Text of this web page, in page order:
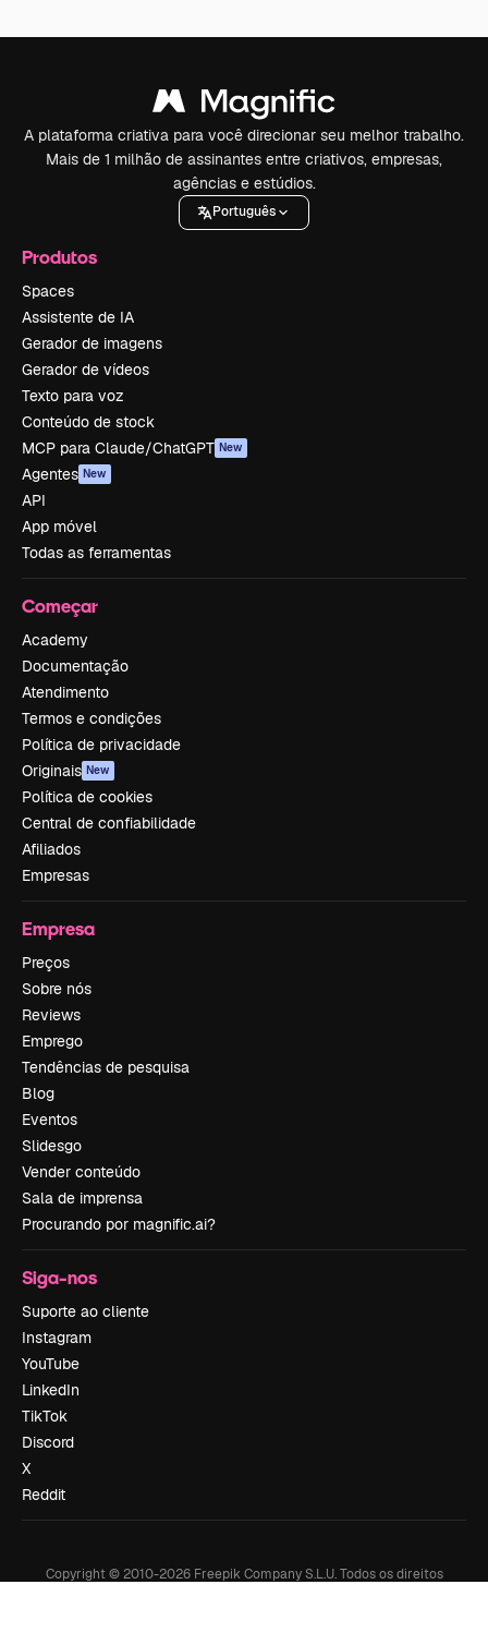
A plataforma criativa para você direcionar seu melhor trabalho.
Mais de 1 milhão de assinantes entre criativos, empresas,
agências e estúdios.
Português
Produtos
Spaces
Assistente de IA
Gerador de imagens
Gerador de vídeos
Texto para voz
Conteúdo de stock
MCP para Claude/ChatGPT New
Agentes New
API
App móvel
Todas as ferramentas
Começar
Academy
Documentação
Atendimento
Termos e condições
Política de privacidade
Originais New
Política de cookies
Central de confiabilidade
Afiliados
Empresas
Empresa
Preços
Sobre nós
Reviews
Emprego
Tendências de pesquisa
Blog
Eventos
Slidesgo
Vender conteúdo
Sala de imprensa
Procurando por magnific.ai?
Siga-nos
Suporte ao cliente
Instagram
YouTube
LinkedIn
TikTok
Discord
X
Reddit
Copyright © 2010-2026Freepik Company S.L.U. Todos os direitos